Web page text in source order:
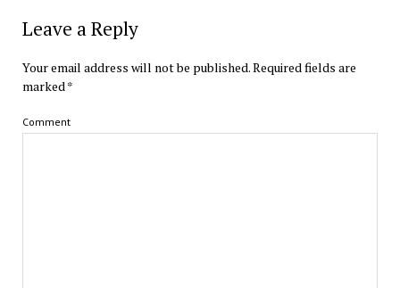
Leave a Reply
Your email address will not be published.Required fields are
marked*
Comment